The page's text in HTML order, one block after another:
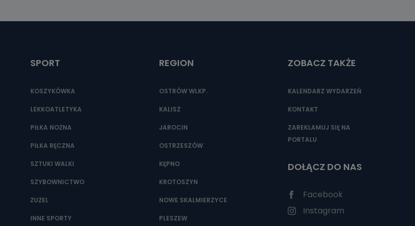
SPORT
KOSZYKÓWKA
LEKKOATLETYKA
PIŁKA NOŻNA
PIŁKA RĘCZNA
SZTUKI WALKI
SZYBOWNICTWO
ŻUŻEL
INNE SPORTY
REGION
OSTRÓW WLKP.
KALISZ
JAROCIN
OSTRZESZÓW
KĘPNO
KROTOSZYN
NOWE SKALMIERZYCE
PLESZEW
ZOBACZ TAKŻE
KALENDARZ WYDARZEŃ
KONTAKT
ZAREKLAMUJ SIĘ NA
PORTALU
DOŁĄCZ DO NAS
Facebook
Instagram